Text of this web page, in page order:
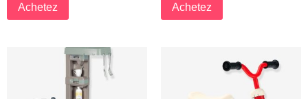
Achetez Achetez